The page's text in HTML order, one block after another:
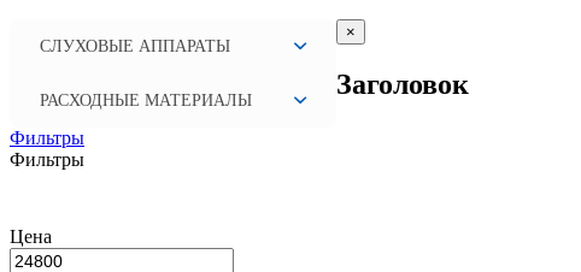
СЛУХОВЫЕ АППАРАТЫ
РАСХОДНЫЕ МАТЕРИАЛЫ
Фильтры
Фильтры
Цена
Close
product
view
×
Заголовок